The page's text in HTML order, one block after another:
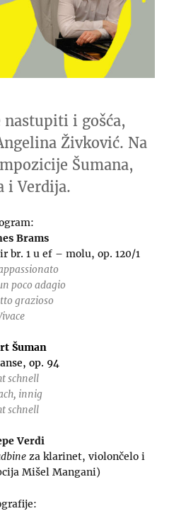
nastupiti i gošća,
Živković. Na
Šumana,
i Verdija.
Brams
br. 1 u ef – molu, op. 120/1
poco adagio
grazioso
Šuman
op. 94
schnell
innig
schnell
Verdi
za klarinet, violončelo i
Mišel Mangani)